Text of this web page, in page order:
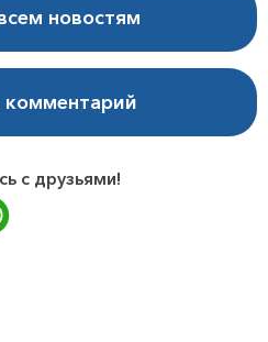
новостям
комментарий
с друзьями!